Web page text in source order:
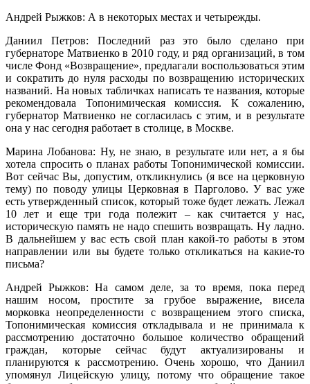
Андрей Рыжков: А в некоторых местах и четырежды.
Даниил Петров: Последний раз это было сделано при
губернаторе Матвиенко в 2010 году, и ряд организаций, в том
числе Фонд «Возвращение», предлагали воспользоваться этим
и сократить до нуля расходы по возвращению исторических
названий. На новых табличках написать те названия, которые
рекомендовала Топонимическая комиссия. К сожалению,
губернатор Матвиенко не согласилась с этим, и в результате
она у нас сегодня работает в столице, в Москве.
Марина Лобанова: Ну, не знаю, в результате или нет, а я бы
хотела спросить о планах работы Топонимической комиссии.
Вот сейчас Вы, допустим, откликнулись (я все на церковную
тему) по поводу улицы Церковная в Парголово. У вас уже
есть утвержденный список, который тоже будет лежать. Лежал
10 лет и еще три года полежит – как считается у нас,
историческую память не надо спешить возвращать. Ну ладно.
В дальнейшем у вас есть свой план какой-то работы в этом
направлении или вы будете только откликаться на какие-то
письма?
Андрей Рыжков: На самом деле, за то время, пока перед
нашим носом, простите за грубое выражение, висела
морковка неопределенности с возвращением этого списка,
Топонимическая комиссия откладывала и не принимала к
рассмотрению достаточно большое количество обращений
граждан, которые сейчас будут актуализированы и
планируются к рассмотрению. Очень хорошо, что Даниил
упомянул Лицейскую улицу, потому что обращение такое